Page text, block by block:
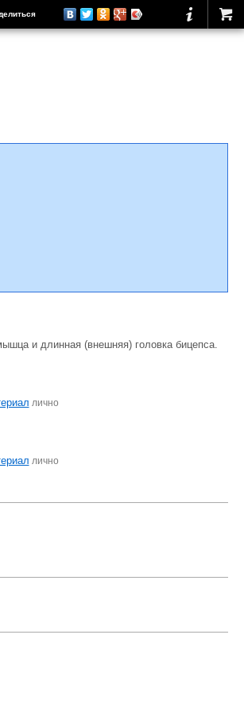
и длинная (внешняя) головка бицепса.
лично
лично